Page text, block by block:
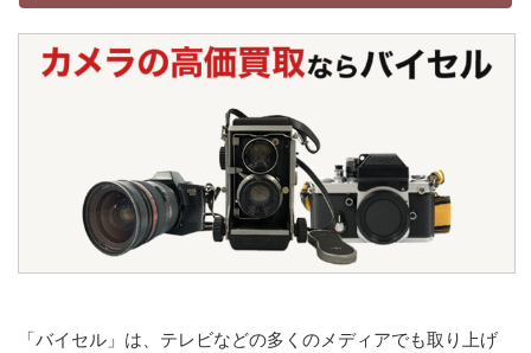
「バイセル」は、テレビなどの多くのメディアでも取り上げ